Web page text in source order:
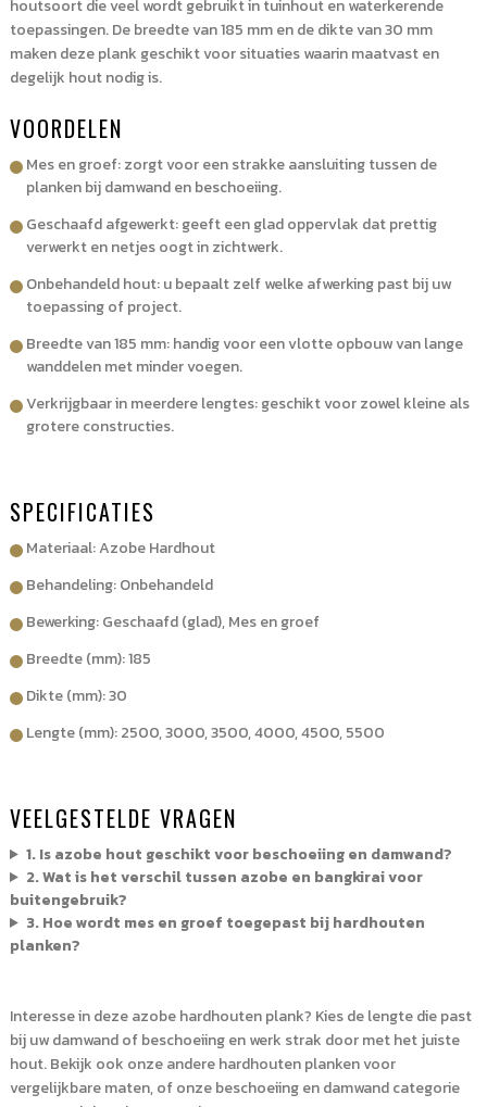
houtsoort die veel wordt gebruikt in tuinhout en waterkerende
toepassingen. De breedte van 185 mm en de dikte van 30 mm
maken deze plank geschikt voor situaties waarin maatvast en
degelijk hout nodig is.
VOORDELEN
Mes en groef: zorgt voor een strakke aansluiting tussen de
planken bij damwand en beschoeiing.
Geschaafd afgewerkt: geeft een glad oppervlak dat prettig
verwerkt en netjes oogt in zichtwerk.
Onbehandeld hout: u bepaalt zelf welke afwerking past bij uw
toepassing of project.
Breedte van 185 mm: handig voor een vlotte opbouw van lange
wanddelen met minder voegen.
Verkrijgbaar in meerdere lengtes: geschikt voor zowel kleine als
grotere constructies.
SPECIFICATIES
Materiaal: Azobe Hardhout
Behandeling: Onbehandeld
Bewerking: Geschaafd (glad), Mes en groef
Breedte (mm): 185
Dikte (mm): 30
Lengte (mm): 2500, 3000, 3500, 4000, 4500, 5500
VEELGESTELDE VRAGEN
1. Is azobe hout geschikt voor beschoeiing en damwand?
2. Wat is het verschil tussen azobe en bangkirai voor
buitengebruik?
3. Hoe wordt mes en groef toegepast bij hardhouten
planken?
Interesse in deze azobe hardhouten plank? Kies de lengte die past
bij uw damwand of beschoeiing en werk strak door met het juiste
hout. Bekijk ook onze andere hardhouten planken voor
vergelijkbare maten, of onze beschoeiing en damwand categorie